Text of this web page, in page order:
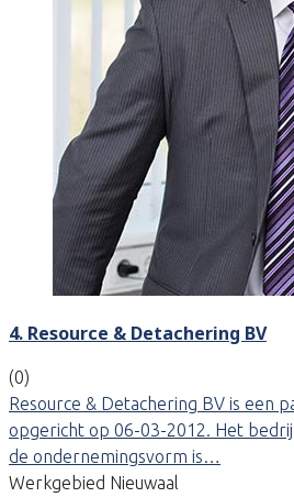
4. Resource & Detachering BV
(0)
Resource & Detachering BV is een
opgericht op 06-03-2012. Het
de ondernemingsvorm is…
Werkgebied Nieuwaal